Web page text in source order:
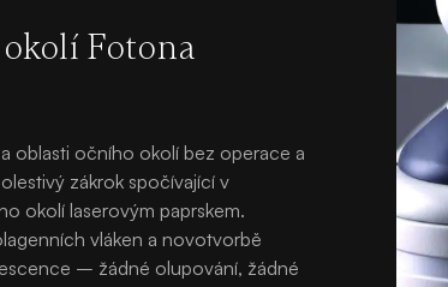
Fotona
oblasti očního okolí bez operace a
zákrok spočívající v
okolí laserovým paprskem.
vláken a novotvorbě
– žádné olupování, žádné